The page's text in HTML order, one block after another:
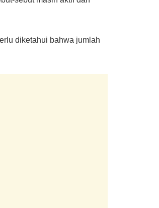
diketahui bahwa jumlah